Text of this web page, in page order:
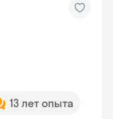
13 лет опыта